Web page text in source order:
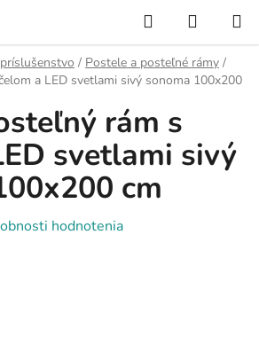
Hľadať
KOŠÍK
/ Postele a posteľné rámy /
a LED svetlami sivý sonoma 100x200
rám s
svetlami sivý
cm
hodnotenia